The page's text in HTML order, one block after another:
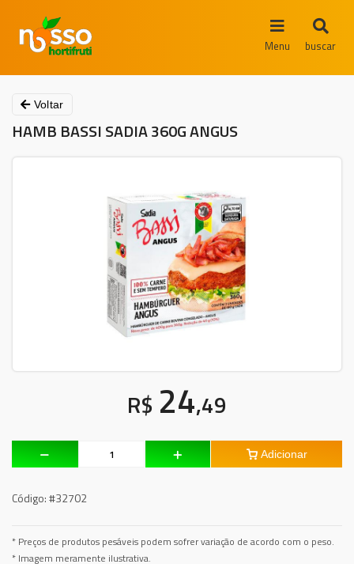
Menu buscar
Voltar
HAMB BASSI SADIA 360G ANGUS
R$ 24,49
Adicionar
Código:#32702
* Preços de produtos pesáveis podem sofrer variação de acordo com o peso.
* Imagem meramente ilustrativa.